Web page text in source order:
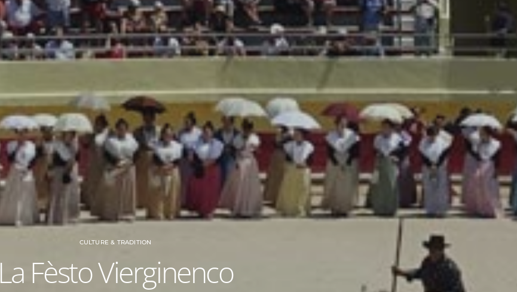
CULTURE & TRADITION
La Fèsto Vierginenco